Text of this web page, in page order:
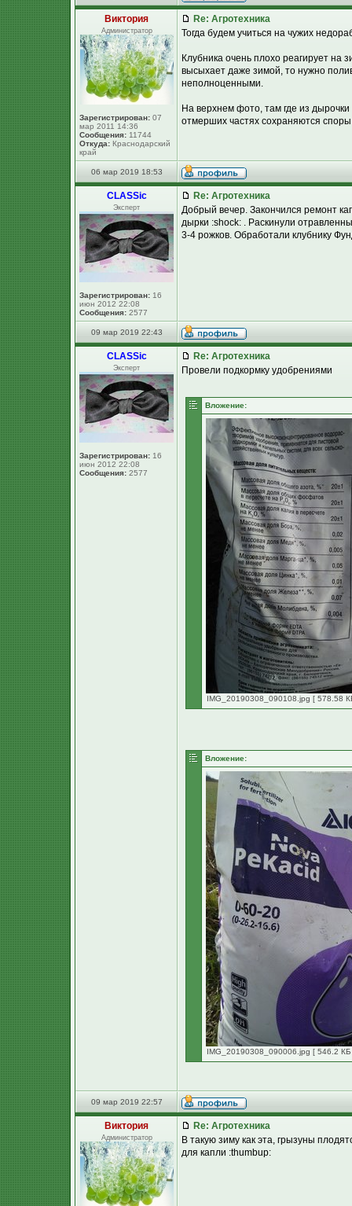
Виктория
Администратор
Зарегистрирован: 07
мар 2011 14:36
Сообщения: 11744
Откуда: Краснодарский
край
Re: Агротехника
Тогда будем учиться на чужих
Клубника очень плохо реагирует на
высыхает даже зимой, то нужно
неполноценными.
На верхнем фото, там где из дырочки
отмерших частях сохраняются
06 мар 2019 18:53
CLASSic
Эксперт
Зарегистрирован: 16
июн 2012 22:08
Сообщения: 2577
Re: Агротехника
Добрый вечер. Закончился ремонт
дырки :shock: . Раскинули
3-4 рожков. Обработали клубнику
09 мар 2019 22:43
CLASSic
Эксперт
Зарегистрирован: 16
июн 2012 22:08
Сообщения: 2577
Re: Агротехника
Провели подкормку удобрениями
Вложение:
IMG_20190308_090108.jpg [ 578.58
Вложение:
IMG_20190308_090006.jpg [ 546.2
09 мар 2019 22:57
Виктория
Администратор
Re: Агротехника
В такую зиму как эта, грызуны
для капли :thumbup: